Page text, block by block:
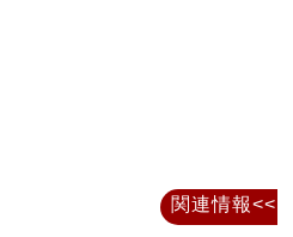
関連情報<<